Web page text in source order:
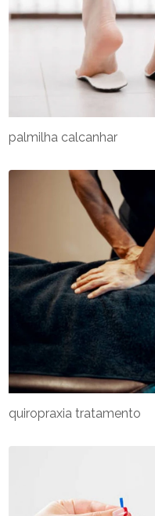
quiropraxia tratamento
palmilha calcanhar